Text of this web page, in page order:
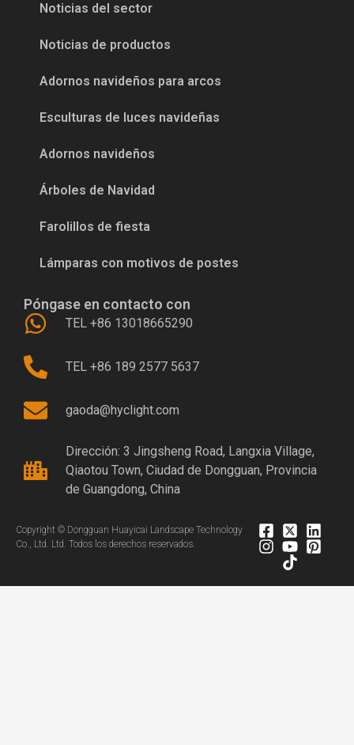
Noticias del sector
Noticias de productos
Adornos navideños para arcos
Esculturas de luces navideñas
Adornos navideños
Árboles de Navidad
Farolillos de fiesta
Lámparas con motivos de postes
Póngase en contacto con
TEL +86 13018665290
TEL +86 189 2577 5637
gaoda@hyclight.com
Dirección: 3 Jingsheng Road, Langxia Village,
Qiaotou Town, Ciudad de Dongguan, Provincia
de Guangdong, China
Copyright © Dongguan Huayicai Landscape Technology
Co., Ltd. Ltd. Todos los derechos reservados.